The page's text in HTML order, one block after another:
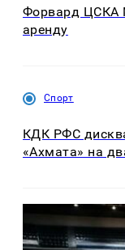
Форвард ЦСКА
аренду
Спорт
КДК РФС
«Ахмата» на